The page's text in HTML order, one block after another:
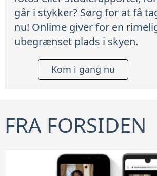
går i stykker? Sørg for at få
nu! Onlime giver for en
ubegrænset plads i skyen.
Kom i gang nu
FRA FORSIDEN